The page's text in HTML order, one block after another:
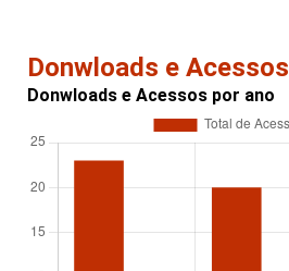
Donwloads e Acessos
Donwloads e Acessos por ano